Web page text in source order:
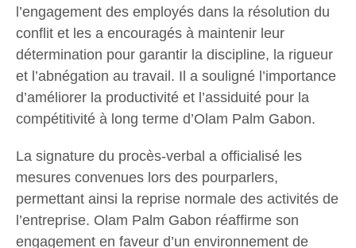
l’engagement des employés dans la résolution du
conflit et les a encouragés à maintenir leur
détermination pour garantir la discipline, la rigueur
et l’abnégation au travail. Il a souligné l’importance
d’améliorer la productivité et l’assiduité pour la
compétitivité à long terme d’Olam Palm Gabon.
La signature du procès-verbal a officialisé les
mesures convenues lors des pourparlers,
permettant ainsi la reprise normale des activités de
l’entreprise. Olam Palm Gabon réaffirme son
engagement en faveur d’un environnement de